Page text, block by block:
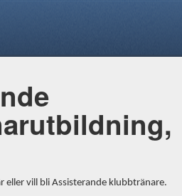
eller vill bli Assisterande klubbtränare.